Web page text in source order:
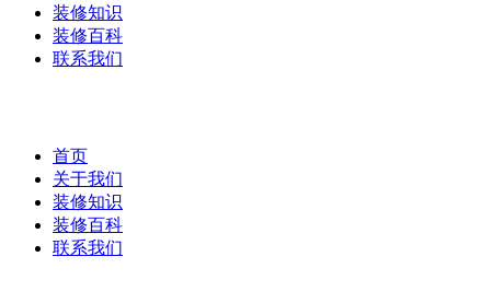
装修知识
装修百科
联系我们
首页
关于我们
装修知识
装修百科
联系我们